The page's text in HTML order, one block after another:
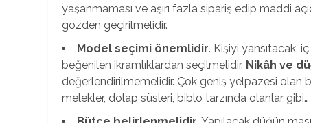
yaşanmaması ve aşırı fazla sipariş edip maddi
gözden geçirilmelidir.
Model seçimi önemlidir. Kişiyi yansıtacak,
beğenilen ikramlıklardan seçilmelidir. Nikâh ve
değerlendirilmemelidir. Çok geniş yelpazesi olan
melekler, dolap süsleri, biblo tarzında olanlar gibi…